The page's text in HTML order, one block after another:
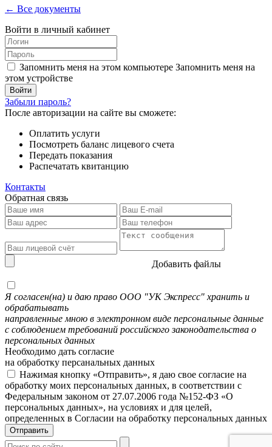
← Все документы
Войти в личный кабинет
Запомнить меня на этом компьютере Запомнить меня на
этом устройстве
Забыли пароль?
После авторизации на сайте вы сможете:
Оплатить услуги
Посмотреть баланс лицевого счета
Передать показания
Распечатать квитанцию
Контакты
Обратная связь
Добавить файлы
Я согласен(на) и даю право ООО "УК Экспресс" хранить и
обрабатывать
направленные мною в электронном виде персональные данные
с соблюдением требований российского законодательства о
персональных данных
Необходимо дать согласие
на обработку персанальных данных
Нажимая кнопку «Отправить», я даю свое согласие на
обработку моих персональных данных, в соответствии с
Федеральным законом от 27.07.2006 года №152-ФЗ «О
персональных данных», на условиях и для целей,
определенных в Согласии на обработку персональных данных
Отправить